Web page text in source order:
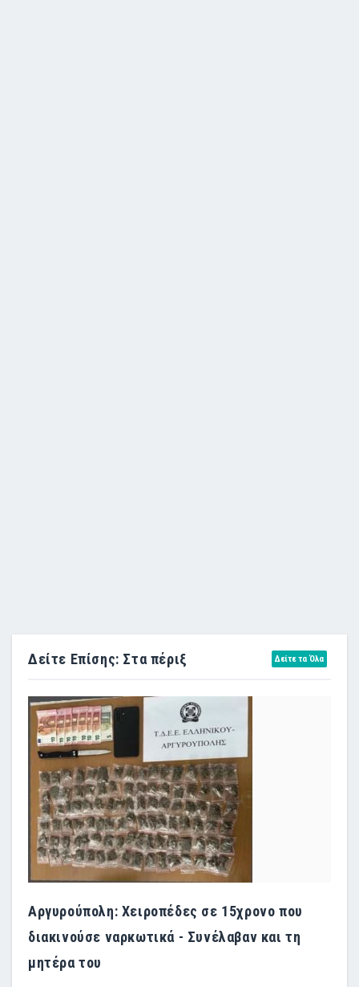
Δείτε Επίσης: Στα πέριξ Δείτε τα Όλα
Αργυρούπολη: Χειροπέδες σε 15χρονο που
διακινούσε ναρκωτικά - Συνέλαβαν και τη
μητέρα του